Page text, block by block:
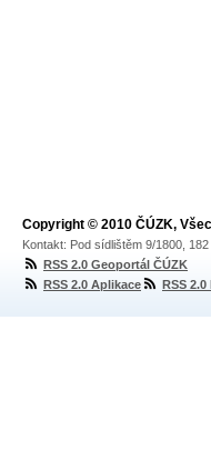
Copyright © 2010 ČÚZK,
Kontakt: Pod sídlištěm 9/1800,
RSS 2.0 Geoportál ČÚZK
RSS 2.0 Aplikace
RSS